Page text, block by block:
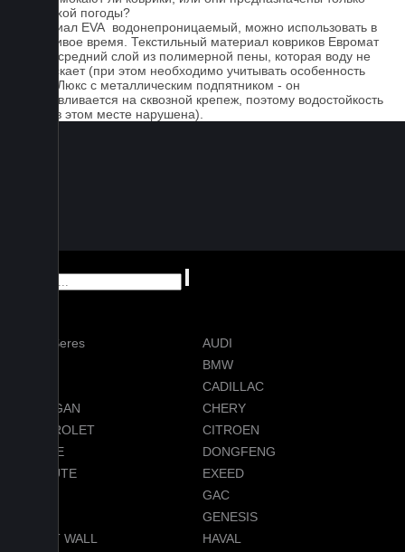
для сухой погоды?
Материал EVA водонепроницаемый, можно использовать в
дождливое время. Текстильный материал ковриков Евромат
имеет средний слой из полимерной пены, которая воду не
пропускает (при этом необходимо учитывать особенность
серии Люкс с металлическим подпятником - он
устанавливается на сквозной крепеж, поэтому водостойкость
ковра в этом месте нарушена).
AITO Seres
AUDI
BMW
CADILLAC
CHANGAN
CHERY
CHEVROLET
CITROEN
DODGE
DONGFENG
EVOLUTE
EXEED
GAC
GENESIS
GREAT WALL
HAVAL